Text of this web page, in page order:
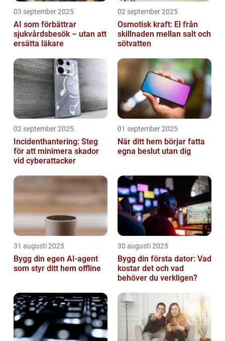
03 september 2025
AI som förbättrar
sjukvårdsbesök – utan att
ersätta läkare
02 september 2025
Osmotisk kraft: El från
skillnaden mellan salt och
sötvatten
02 september 2025
Incidenthantering: Steg
för att minimera skador
vid cyberattacker
01 september 2025
När ditt hem börjar fatta
egna beslut utan dig
31 augusti 2025
Bygg din egen AI-agent
som styr ditt hem offline
30 augusti 2025
Bygg din första dator: Vad
kostar det och vad
behöver du verkligen?